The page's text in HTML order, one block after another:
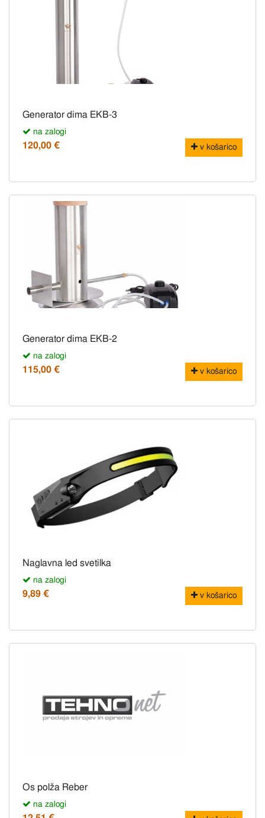
Generator dima EKB-3
na zalogi
120,00 € v košarico
Generator dima EKB-2
na zalogi
115,00 € v košarico
Naglavna led svetilka
na zalogi
9,89 € v košarico
Os polža Reber
na zalogi